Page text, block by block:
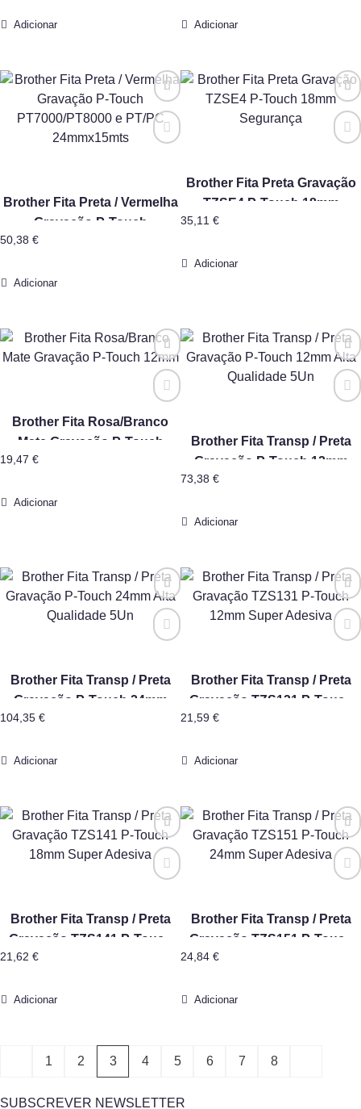
Adicionar Adicionar
Brother Fita Preta / Vermelha
Gravação P-Touch
PT7000/PT8000 e PT/PC
50,38 €
Adicionar
Brother Fita Preta Gravação
TZSE4 P-Touch 18mm
35,11 €
Adicionar
Brother Fita Rosa/Branco
Mate Gravação P-Touch
19,47 €
Adicionar
Brother Fita Transp / Preta
Gravação P-Touch 12mm
Alta Qualidade 5Un
73,38 €
Adicionar
Brother Fita Transp / Preta
Gravação P-Touch 24mm
Alta Qualidade 5Un
104,35 €
Adicionar
Brother Fita Transp / Preta
Gravação TZS131 P-Touch
12mm Super Adesiva
21,59 €
Adicionar
Brother Fita Transp / Preta
Gravação TZS141 P-Touch
18mm Super Adesiva
21,62 €
Adicionar
Brother Fita Transp / Preta
Gravação TZS151 P-Touch
24mm Super Adesiva
24,84 €
Adicionar
1 2 3 4 5 6 7 8
SUBSCREVER NEWSLETTER